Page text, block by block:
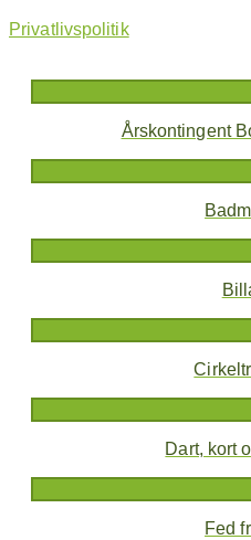
Privatlivspolitik
Årskontingent
Dart, kort
Fed